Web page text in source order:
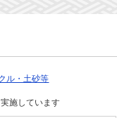
ル・土砂等
施しています